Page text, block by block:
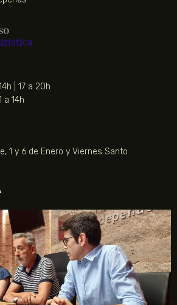
| 17 a 20h
a 14h
1 y 6 de Enero y Viernes Santo